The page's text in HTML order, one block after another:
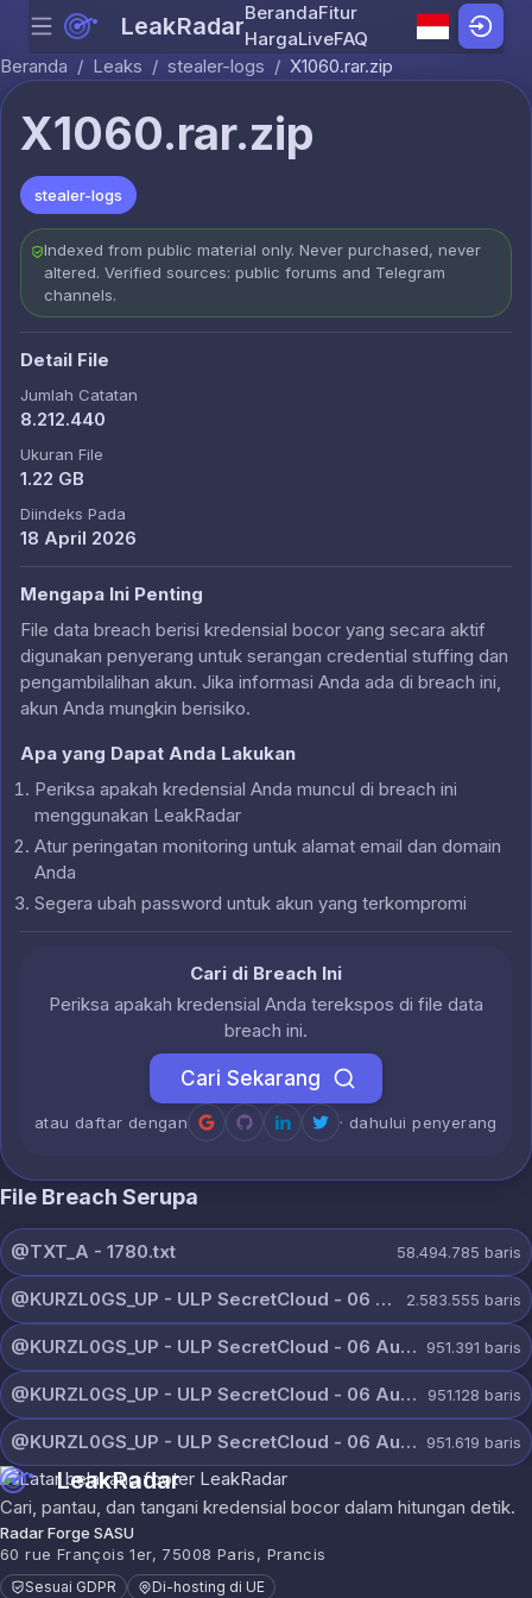
Skip to content
Menu LeakRadarBerandaFitur
HargaLiveFAQ
Beranda / Leaks / stealer-logs / X1060.rar.zip
X1060.rar.zip
stealer-logs
Indexed from public material only. Never purchased, never
altered. Verified sources: public forums and Telegram
channels.
Detail File
Jumlah Catatan
8.212.440
Ukuran File
1.22 GB
Diindeks Pada
18 April 2026
Mengapa Ini Penting
File data breach berisi kredensial bocor yang secara aktif
digunakan penyerang untuk serangan credential stuffing dan
pengambilalihan akun. Jika informasi Anda ada di breach ini,
akun Anda mungkin berisiko.
Apa yang Dapat Anda Lakukan
Periksa apakah kredensial Anda muncul di breach ini
menggunakan LeakRadar
Atur peringatan monitoring untuk alamat email dan domain
Anda
Segera ubah password untuk akun yang terkompromi
Cari di Breach Ini
Periksa apakah kredensial Anda terekspos di file data
breach ini.
Cari Sekarang
atau daftar dengan · dahului penyerang
File Breach Serupa
@TXT_A - 1780.txt 58.494.785 baris
@KURZL0GS_UP - ULP SecretCloud - 06 August 2026.txt 2.583.555 baris
@KURZL0GS_UP - ULP SecretCloud - 06 August 2026 (9).txt 951.391 baris
@KURZL0GS_UP - ULP SecretCloud - 06 August 2026 (8).txt 951.128 baris
@KURZL0GS_UP - ULP SecretCloud - 06 August 2026 (7).txt 951.619 baris
LeakRadar
Cari, pantau, dan tangani kredensial bocor dalam hitungan detik.
Radar Forge SASU
60 rue François 1er, 75008 Paris, Prancis
Sesuai GDPR Di-hosting di UE